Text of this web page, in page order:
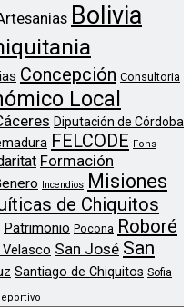
Bolivia
Concepción Consultoria
Local
Diputación de Córdoba
FELCODE Fons
Formación
Incendios Misiones
de Chiquitos
Patrimonio Pocona Roboré
San José San
Santiago de Chiquitos Sofia